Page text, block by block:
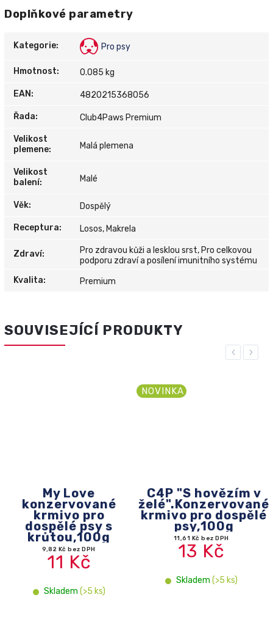
Doplňkové parametry
Kategorie: Pro psy
Hmotnost: 0.085 kg
EAN : 4820215368056
Řada: Club4Paws Premium
Velikost
plemene: Malá plemena
Velikost
balení: Malé
Věk: Dospělý
Receptura: Losos, Makrela
Zdraví:
Pro zdravou kůži a lesklou srst, Pro celkovou
podporu zdraví a posílení imunitního systému
Kvalita: Premium
SOUVISEJÍCÍ PRODUKTY
Previous
My Love
konzervované
krmivo pro
dospělé psy s
krůtou,100g
9,82 Kč bez DPH
11 Kč
Skladem(>5 ks)
NOVINKA
C4P "S hovězím v
želé".Konzervované
krmivo pro dospělé
psy,100g
11,61 Kč bez DPH
13 Kč
Skladem(>5 ks)
Next